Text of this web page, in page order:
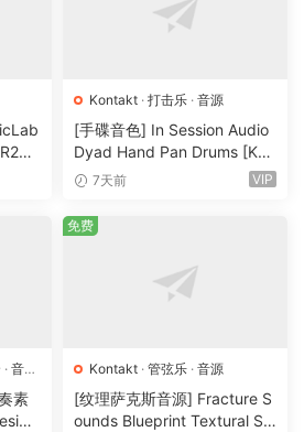
Drums
Kontakt · 打击乐 · 音源
[手碟音色] In Session Audio
Dyad Hand Pan Drums [KO
NTAKT]（4.33GB）
7天前 VIP
· 音效
素
Kontakt · 管弦乐 · 音源
[纹理萨克斯音源] Fracture S
ounds Blueprint Textural Sa
免费